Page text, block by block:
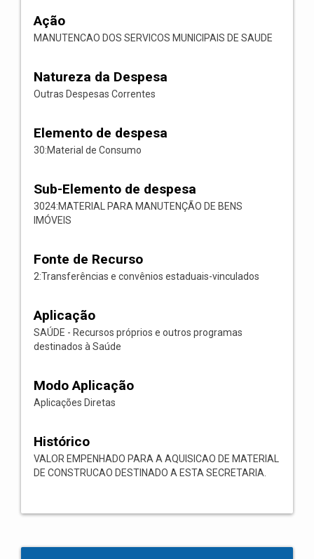
Ação
MANUTENCAO DOS SERVICOS MUNICIPAIS DE SAUDE
Natureza da Despesa
Outras Despesas Correntes
Elemento de despesa
30:Material de Consumo
Sub-Elemento de despesa
3024:MATERIAL PARA MANUTENÇÃO DE BENS
IMÓVEIS
Fonte de Recurso
2:Transferências e convênios estaduais-vinculados
Aplicação
SAÚDE - Recursos próprios e outros programas
destinados à Saúde
Modo Aplicação
Aplicações Diretas
Histórico
VALOR EMPENHADO PARA A AQUISICAO DE MATERIAL
DE CONSTRUCAO DESTINADO A ESTA SECRETARIA.